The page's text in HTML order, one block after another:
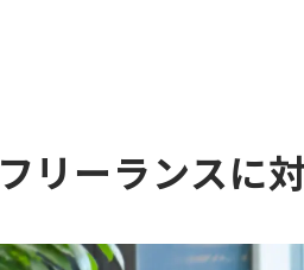
フリーランスに